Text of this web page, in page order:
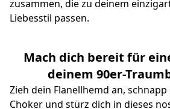
zusammen, die zu deinem
Liebesstil passen.
Mach dich bereit für
deinem 90er-
Zieh dein Flanellhemd an,
Choker und stürz dich in dieses